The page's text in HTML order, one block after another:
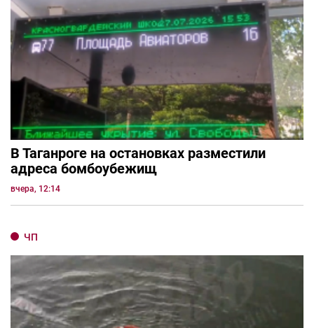
В Таганроге на остановках разместили
адреса бомбоубежищ
вчера, 12:14
ЧП